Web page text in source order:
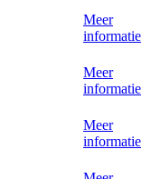
Meer
informatie
Meer
informatie
Meer
informatie